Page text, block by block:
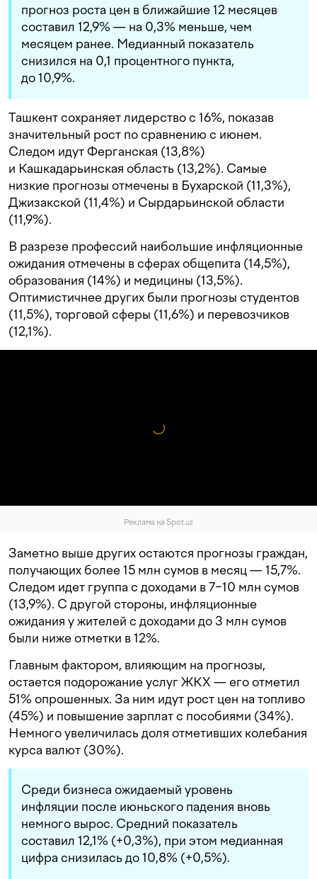
прогноз роста цен в ближайшие 12 месяцев
составил 12,9% — на 0,3% меньше, чем
месяцем ранее. Медианный показатель
снизился на 0,1 процентного пункта,
до 10,9%.
Ташкент сохраняет лидерство с 16%, показав
значительный рост по сравнению с июнем.
Следом идут Ферганская (13,8%)
и Кашкадарьинская область (13,2%). Самые
низкие прогнозы отмечены в Бухарской (11,3%),
Джизакской (11,4%) и Сырдарьинской области
(11,9%).
В разрезе профессий наибольшие инфляционные
ожидания отмечены в сферах общепита (14,5%),
образования (14%) и медицины (13,5%).
Оптимистичнее других были прогнозы студентов
(11,5%), торговой сферы (11,6%) и перевозчиков
(12,1%).
Реклама на Spot.uz
Заметно выше других остаются прогнозы граждан,
получающих более 15 млн сумов в месяц — 15,7%.
Следом идет группа с доходами в 7−10 млн сумов
(13,9%). С другой стороны, инфляционные
ожидания у жителей с доходами до 3 млн сумов
были ниже отметки в 12%.
Главным фактором, влияющим на прогнозы,
остается подорожание услуг ЖКХ — его отметил
51% опрошенных. За ним идут рост цен на топливо
(45%) и повышение зарплат с пособиями (34%).
Немного увеличилась доля отметивших колебания
курса валют (30%).
Среди бизнеса ожидаемый уровень
инфляции после июньского падения вновь
немного вырос. Средний показатель
составил 12,1% (+0,3%), при этом медианная
цифра снизилась до 10,8% (+0,5%).